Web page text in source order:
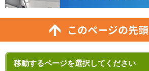
このページの先